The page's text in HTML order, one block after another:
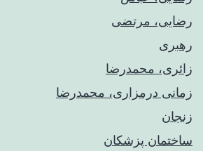
رضایی، مرتضی
رهبری
زائری، محمدرضا
زمانی درمزاری، محمدرضا
زنجان
ساختمان پزشکان